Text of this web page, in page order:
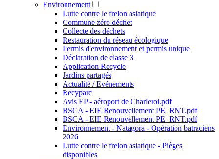
Environnement
Lutte contre le frelon asiatique
Commune zéro déchet
Collecte des déchets
Restauration du réseau écologique
Permis d'environnement et permis unique
Déclaration de classe 3
Application Recycle
Jardins partagés
Actualité / Evénements
Recyparc
Avis EP - aéroport de Charleroi.pdf
BSCA - EIE Renouvellement PE_RNT.pdf
BSCA - EIE Renouvellement PE_RNT.pdf
Environnement - Natagora - Opération batraciens
2026
Lutte contre le frelon asiatique - Pièges
disponibles